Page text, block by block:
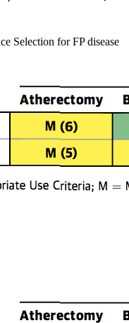
Selection for FP disease